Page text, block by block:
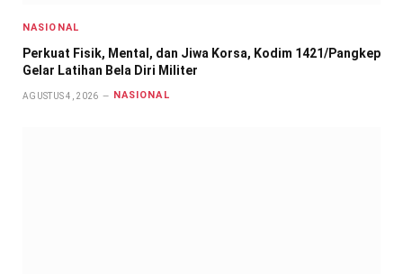
NASIONAL
Perkuat Fisik, Mental, dan Jiwa Korsa, Kodim 1421/Pangkep
Gelar Latihan Bela Diri Militer
AGUSTUS 4, 2026 NASIONAL